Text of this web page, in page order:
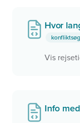
Hvor
Vis
Info